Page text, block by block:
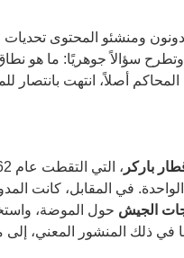
ومنشئو المحتوى
سؤالاً جوهريًا: ما هو
أصلاً، انتهت
باركر
الجيش حول الموضة،